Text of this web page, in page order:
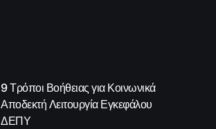
9 Τρόποι Βοήθειας για Κοινωνικά
Αποδεκτή Λειτουργία Εγκεφάλου
ΔΕΠΥ